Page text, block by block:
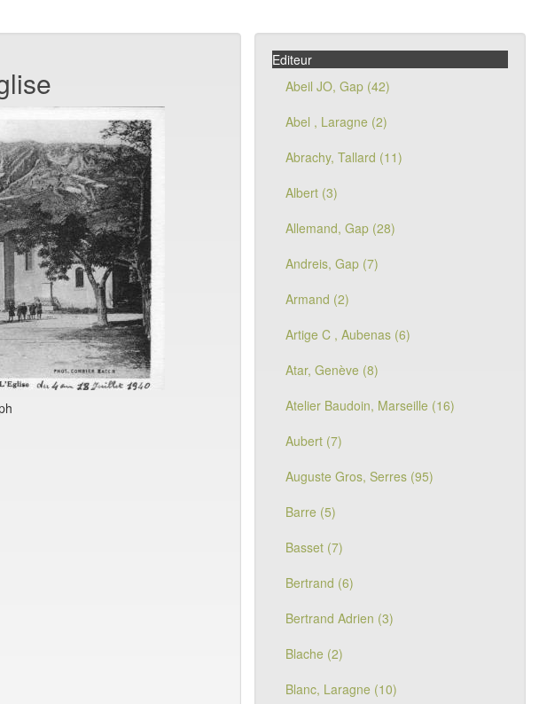
Editeur
Abeil JO, Gap (42)
Abel , Laragne (2)
Abrachy, Tallard (11)
Albert (3)
Allemand, Gap (28)
Andreis, Gap (7)
Armand (2)
Artige C , Aubenas (6)
Atar, Genève (8)
Atelier Baudoin, Marseille (16)
Aubert (7)
Auguste Gros, Serres (95)
Barre (5)
Basset (7)
Bertrand (6)
Bertrand Adrien (3)
Blache (2)
Blanc, Laragne (10)